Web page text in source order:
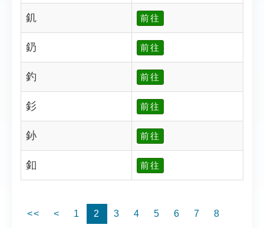
釠 前往
釢 前往
釣 前往
釤 前往
釥 前往
釦 前往
<< < 1 2 3 4 5 6 7
8